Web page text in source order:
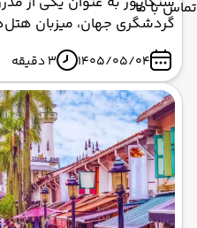
تماس با ما
گردشگری جهان، میزبان
یک تجربه‌ای بی‌نظیر از اقامت
از آسمان‌خراش‌های مدرن
جزایر خصوصی، هتل‌های
خدمات درجه یک و امکانات
رویایی برای علاقه‌مندان
می‌شوند. اگر قصد دارید با
کنید، انتخاب هتلی متناسب
هتل لاکچری و معروف
1405/05/04 3 دقیقه